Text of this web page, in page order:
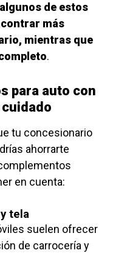
algunos de estos
más
mientras que
.
para auto con
tu concesionario
ahorrarte
en cuenta:
tela
suelen ofrecer
de carrocería y